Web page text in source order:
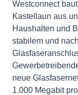
Westconnect
Kastellaun aus
Haushalten und
stabilem und
neue
1.000 Megabit